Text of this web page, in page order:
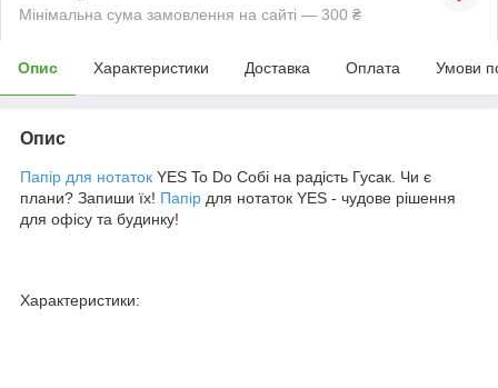
Мінімальна сума замовлення на сайті — 300 ₴
Опис Характеристики Доставка Оплата Умови
Опис
Папір для нотаток YES To Do Собі на радість Гусак. Чи є
плани? Запиши їх! Папір для нотаток YES - чудове рішення
для офісу та будинку!
Характеристики: